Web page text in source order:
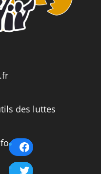
des luttes
Facebook
Twitter